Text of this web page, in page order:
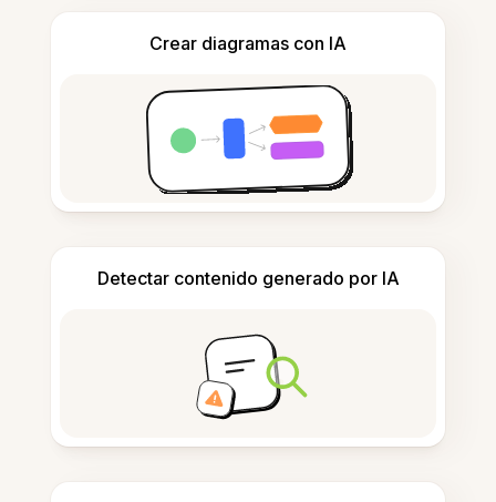
Crear diagramas con IA
Detectar contenido generado por IA